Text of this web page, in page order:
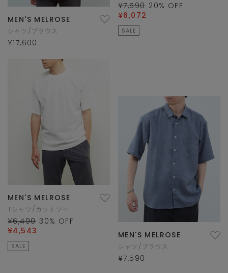
MEN'S MELROSE
シャツ/ブラウス
¥17,600
¥7,590 20% OFF
¥6,072
SALE
MEN'S MELROSE
Tシャツ/カットソー
¥6,490 30% OFF
¥4,543
SALE
MEN'S MELROSE
シャツ/ブラウス
¥7,590